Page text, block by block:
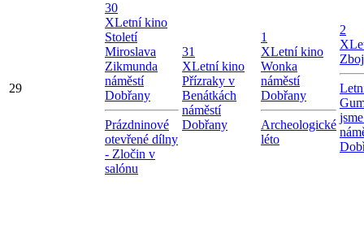
29
30
XLetní kino
Století
Miroslava
Zikmunda
náměstí
Dobřany
Prázdninové
otevřené dílny
- Zločin v
salónu
31
XLetní kino
Přízraky v
Benátkách
náměstí
Dobřany
1
XLetní kino
Wonka
náměstí
Dobřany
Archeologické
léto
2
X